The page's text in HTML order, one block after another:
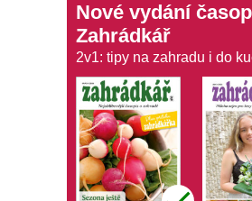
Nové vydání
Zahrádkář
2v1: tipy na zahradu i do